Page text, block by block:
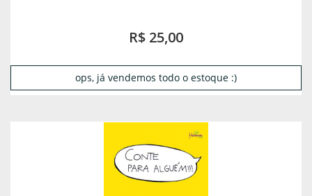
R$ 25,00
ops, já vendemos todo o estoque :)